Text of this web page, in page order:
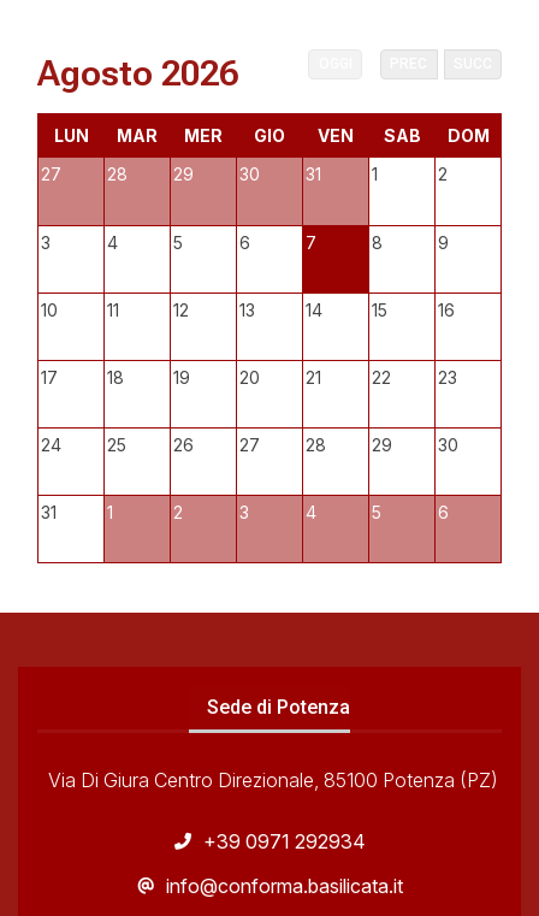
Agosto 2026
LUN MAR MER GIO VEN SAB
DOM
27
28 29 30 31 1 2
3 4 5 6 7 8 9
10 11 12 13 14 15 16
17 18 19 20 21 22 23
24 25 26 27 28 29 30
31 1 2 3 4 5 6
Sede di Potenza
Via Di Giura Centro Direzionale, 85100 Potenza (PZ)
+39 0971 292934
info@conforma.basilicata.it